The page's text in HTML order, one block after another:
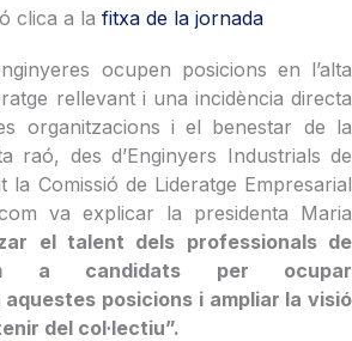
clica a la fitxa de la jornada
ocupen posicions en l’alta
rellevant i una incidència directa
organitzacions i el benestar de la
raó, des d’Enginyers Industrials de
la Comissió de Lideratge Empresarial
va explicar la presidenta Maria
el talent dels professionals de
a candidats per ocupar
posicions i ampliar la visió
del col·lectiu”.